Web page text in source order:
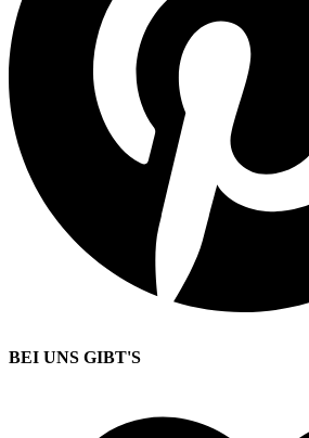
BEI UNS GIBT'S